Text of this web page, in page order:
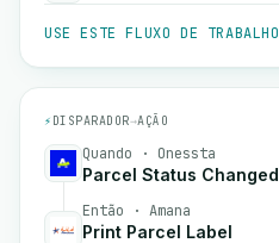
USE ESTE FLUXO DE TRABALHO
⚡ DISPARADOR→AÇÃO
Quando · Onessta
Parcel Status Changed
Então · Amana
Print Parcel Label